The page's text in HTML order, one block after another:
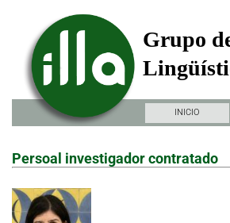
Grupo
INICIO
Persoal investigador contratado